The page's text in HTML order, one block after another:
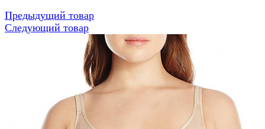
Предыдущий товар
Следующий товар